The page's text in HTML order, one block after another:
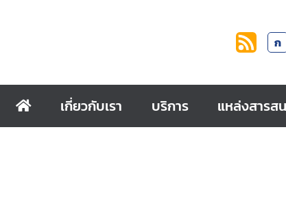
ก
เกี่ยวกับเรา บริการ แหล่งสารส